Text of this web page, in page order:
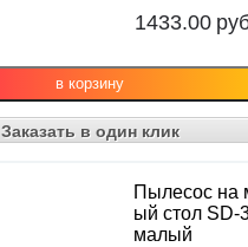
1433.00
Заказать в один клик
Пылесос на
ый стол
малый